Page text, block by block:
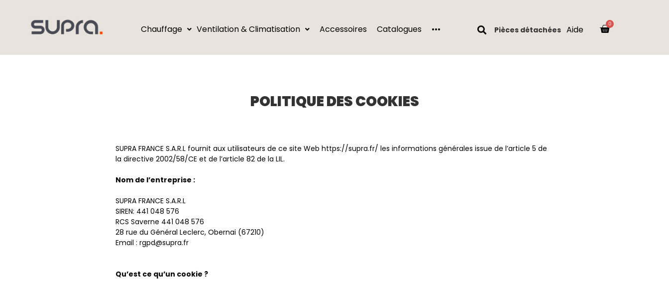
Chauffage Ventilation & Climatisation Accessoires Catalogues ··· Pièces détachées Aide
POLITIQUE DES COOKIES
SUPRA FRANCE S.A.R.L fournit aux utilisateurs de ce site Web https://supra.fr/ les informations générales issue de l’article 5 de
la directive 2002/58/CE et de l’article 82 de la LIL.
Nom de l’entreprise :
SUPRA FRANCE S.A.R.L
SIREN: 441 048 576
RCS Saverne 441 048 576
28 rue du Général Leclerc, Obernai (67210)
Email : rgpd@supra.fr
Qu’est ce qu’un cookie ?